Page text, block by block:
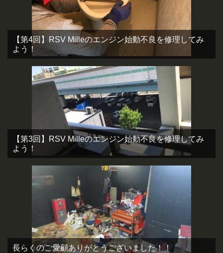
【第4回】RSV Milleのエンジン始動不良を修理してみ
よう！
【第3回】RSV Milleのエンジン始動不良を修理してみ
よう！
長らくのご愛顧ありがとうございました！！